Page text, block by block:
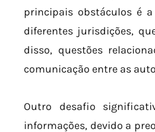
principais obstáculos é
diferentes jurisdições,
disso, questões
comunicação entre as
Outro desafio
informações, devido a